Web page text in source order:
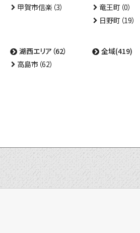
甲賀市信楽（3）
竜王町（0）
日野町（19）
湖西エリア（62）
高島市（62）
全域(419)